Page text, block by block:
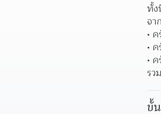
ทั้ง
จา
ค
ค
ค
รว
ขั้